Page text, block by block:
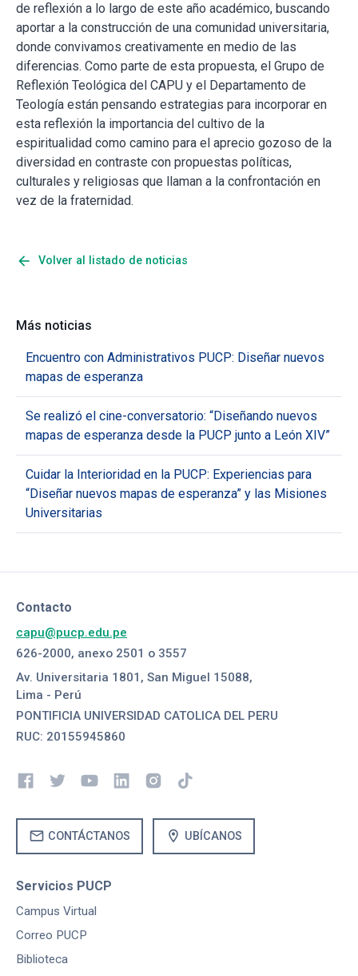
de reflexión a lo largo de este año académico, buscando
aportar a la construcción de una comunidad universitaria,
donde convivamos creativamente en medio de las
diferencias. Como parte de esta propuesta, el Grupo de
Reflexión Teológica del CAPU y el Departamento de
Teología están pensando estrategias para incorporar en
esta reflexión la importancia del cultivo de la
espiritualidad como camino para el aprecio gozoso de la
diversidad en contraste con propuestas políticas,
culturales y religiosas que llaman a la confrontación en
vez de la fraternidad.
arrow_back Volver al listado de noticias
Más noticias
Encuentro con Administrativos PUCP: Diseñar nuevos
mapas de esperanza
Se realizó el cine-conversatorio: “Diseñando nuevos
mapas de esperanza desde la PUCP junto a León XIV”
Cuidar la Interioridad en la PUCP: Experiencias para
“Diseñar nuevos mapas de esperanza” y las Misiones
Universitarias
Contacto
capu@pucp.edu.pe
626-2000, anexo 2501 o 3557
Av. Universitaria 1801, San Miguel 15088,
Lima - Perú
PONTIFICIA UNIVERSIDAD CATOLICA DEL PERU
RUC: 20155945860
mail CONTÁCTANOS location_on UBÍCANOS
Servicios PUCP
Campus Virtual
Correo PUCP
Biblioteca